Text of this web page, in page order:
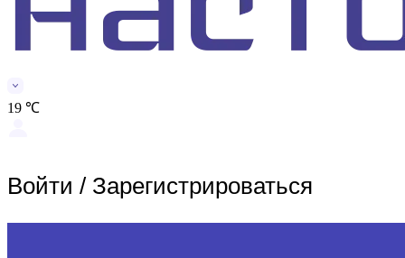
19 ℃
Войти / Зарегистрироваться